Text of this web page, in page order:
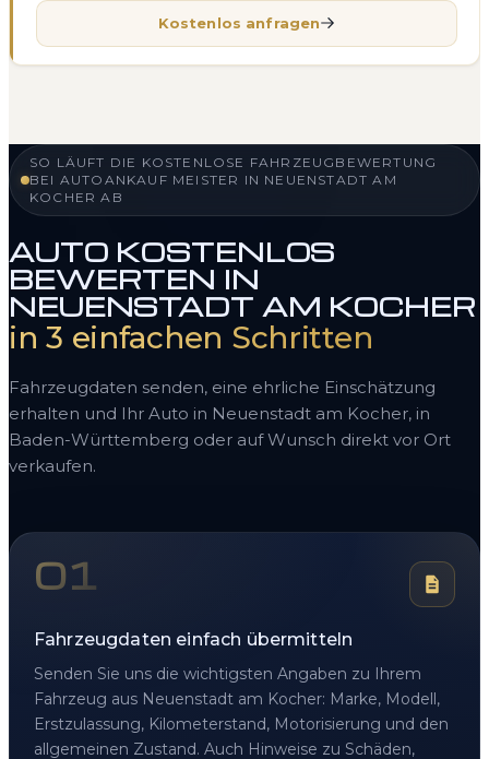
Kostenlos anfragen
SO LÄUFT DIE KOSTENLOSE FAHRZEUGBEWERTUNG
BEI AUTOANKAUF MEISTER IN NEUENSTADT AM
KOCHER AB
AUTO KOSTENLOS
BEWERTEN IN
NEUENSTADT AM KOCHER
in 3 einfachen Schritten
Fahrzeugdaten senden, eine ehrliche Einschätzung
erhalten und Ihr Auto in Neuenstadt am Kocher, in
Baden-Württemberg oder auf Wunsch direkt vor Ort
verkaufen.
01
Fahrzeugdaten einfach übermitteln
Senden Sie uns die wichtigsten Angaben zu Ihrem
Fahrzeug aus Neuenstadt am Kocher: Marke, Modell,
Erstzulassung, Kilometerstand, Motorisierung und den
allgemeinen Zustand. Auch Hinweise zu Schäden,